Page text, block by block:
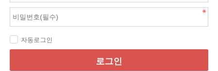
자동로그인
로그인